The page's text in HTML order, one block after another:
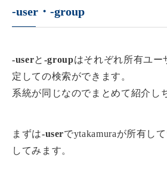
-user・-group
-userと -groupはそれぞれ所有ユー
定しての検索ができます。
系統が同じなのでまとめて紹介し
まずは-userでytakamuraが所有し
してみます。